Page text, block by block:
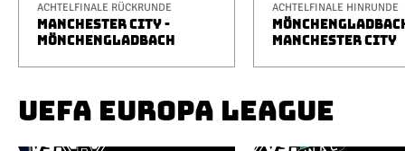
ACHTELFINALE RÜCKRUNDE
MANCHESTER CITY -
MÖNCHENGLADBACH
ACHTELFINALE HINRUNDE
MANCHESTER CITY
UEFA EUROPA LEAGUE